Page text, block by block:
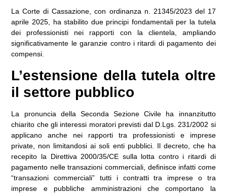
La Corte di Cassazione, con ordinanza n. 21345/2023 del 17
aprile 2025, ha stabilito due principi fondamentali per la tutela
dei professionisti nei rapporti con la clientela, ampliando
significativamente le garanzie contro i ritardi di pagamento dei
compensi.
L’estensione della tutela oltre
il settore pubblico
La pronuncia della Seconda Sezione Civile ha innanzitutto
chiarito chegli interessi moratori previsti dal D.Lgs. 231/2002 si
applicano anche nei rapporti tra professionisti e imprese
private , non limitandosi ai soli enti pubblici. Il decreto, che ha
recepito la Direttiva 2000/35/CE sulla lotta contro i ritardi di
pagamento nelle transazioni commerciali, definisce infatti come
“transazioni commerciali” tutti i contratti tra imprese o tra
imprese e pubbliche amministrazioni che comportano la